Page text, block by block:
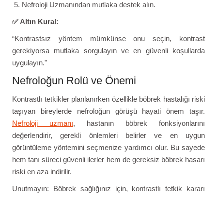
Nefroloji Uzmanından mutlaka destek alın.
✅ Altın Kural:
“Kontrastsız yöntem mümkünse onu seçin, kontrast
gerekiyorsa mutlaka sorgulayın ve en güvenli koşullarda
uygulayın."
Nefroloğun Rolü ve Önemi
Kontrastlı tetkikler planlanırken özellikle böbrek hastalığı riski
taşıyan bireylerde nefroloğun görüşü hayati önem taşır.
Nefroloji uzmanı, hastanın böbrek fonksiyonlarını
değerlendirir, gerekli önlemleri belirler ve en uygun
görüntüleme yöntemini seçmenize yardımcı olur. Bu sayede
hem tanı süreci güvenli ilerler hem de gereksiz böbrek hasarı
riski en aza indirilir.
Unutmayın: Böbrek sağlığınız için, kontrastlı tetkik kararı